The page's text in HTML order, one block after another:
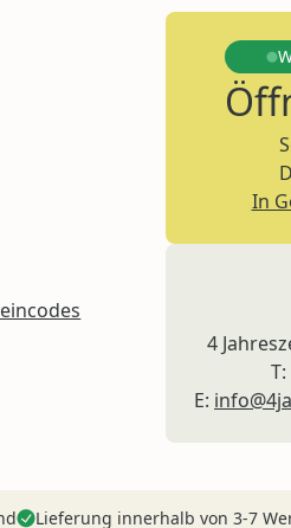
In
4
T:
E:
Lieferung innerhalb von 3-7